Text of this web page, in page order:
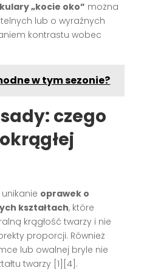
„kocie oko” można
lub o wyraźnych
kontrastu wobec
w tym sezonie?
czego
oprawek o
kształtach, które
krągłość twarzy i nie
proporcji. Również
lub owalnej bryle nie
twarzy [1][4] .